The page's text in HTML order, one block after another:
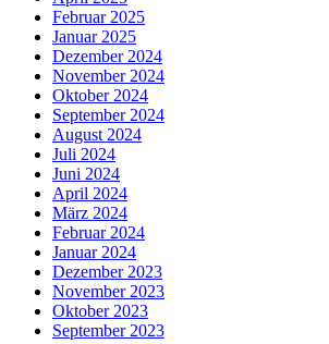
Februar 2025
Januar 2025
Dezember 2024
November 2024
Oktober 2024
September 2024
August 2024
Juli 2024
Juni 2024
April 2024
März 2024
Februar 2024
Januar 2024
Dezember 2023
November 2023
Oktober 2023
September 2023